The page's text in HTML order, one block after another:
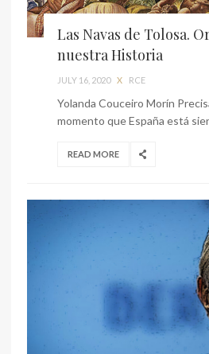
Las Navas de Tolosa.
nuestra Historia
JULY 16, 2020 X RCE
Yolanda Couceiro Morín
momento que España está
READ MORE